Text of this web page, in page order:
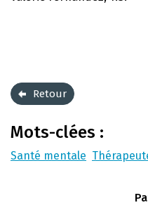
Retour
Mots-clées :
Santé mentale